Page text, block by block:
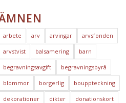
arbete arv arvingar arvsfonden
arvstvist balsamering barn
begravningsavgift begravningsbyrå
blommor borgerlig bouppteckning
dekorationer dikter donationskort